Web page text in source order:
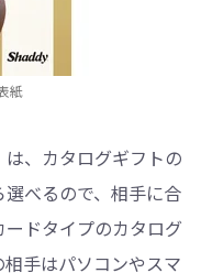
紙
、カタログギフトの
べるので、相手に合
ドタイプのカタログ
手はパソコンやスマ